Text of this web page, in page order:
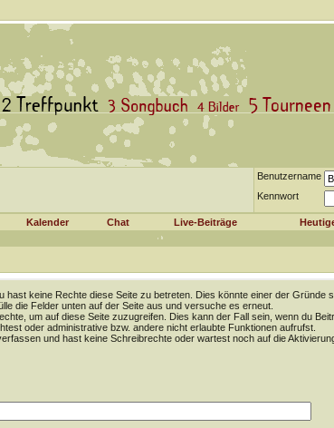
Benutzername
Kennwort
Kalender Chat Live-Beiträge
hast keine Rechte diese Seite zu betreten. Dies könnte einer der Gründe
die Felder unten auf der Seite aus und versuche es erneut.
um auf diese Seite zuzugreifen. Dies kann der Fall sein, wenn du
oder administrative bzw. andere nicht erlaubte Funktionen aufrufst.
und hast keine Schreibrechte oder wartest noch auf die